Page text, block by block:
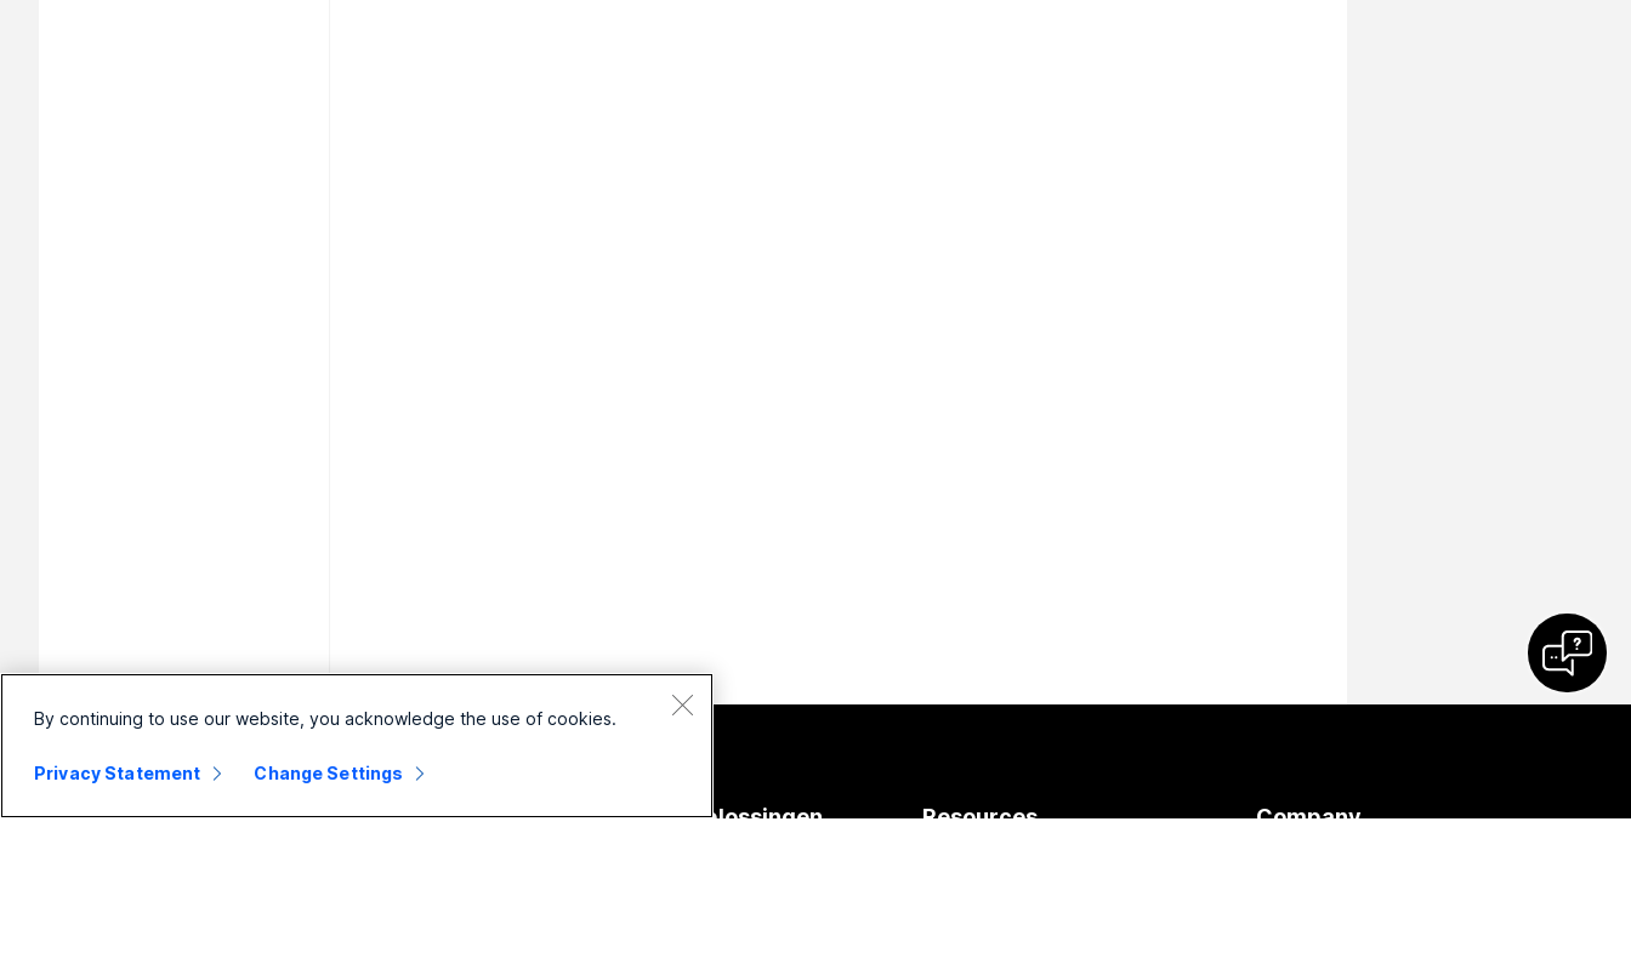
Klein
Organisatie Apparaten
Oplossingen
Resources Company
By continuing to use our website, you acknowledge the use of cookies.
Privacy Statement Change Settings